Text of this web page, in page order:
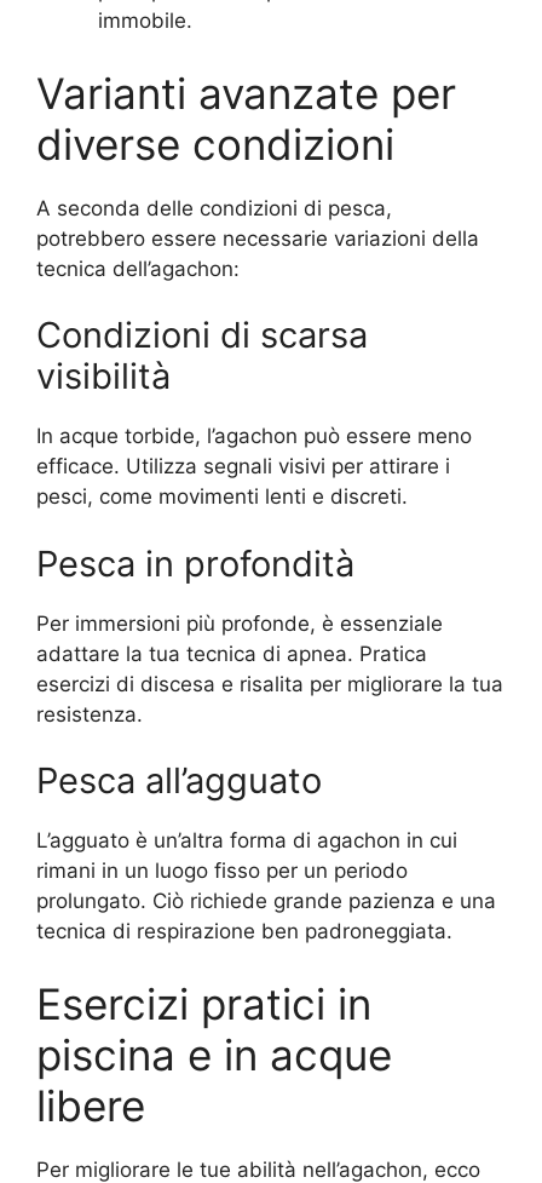
immobile.
Varianti avanzate per
diverse condizioni
A seconda delle condizioni di pesca,
potrebbero essere necessarie variazioni della
tecnica dell’agachon:
Condizioni di scarsa
visibilità
In acque torbide, l’agachon può essere meno
efficace. Utilizza segnali visivi per attirare i
pesci, come movimenti lenti e discreti.
Pesca in profondità
Per immersioni più profonde, è essenziale
adattare la tua tecnica di apnea. Pratica
esercizi di discesa e risalita per migliorare la tua
resistenza.
Pesca all’agguato
L’agguato è un’altra forma di agachon in cui
rimani in un luogo fisso per un periodo
prolungato. Ciò richiede grande pazienza e una
tecnica di respirazione ben padroneggiata.
Esercizi pratici in
piscina e in acque
libere
Per migliorare le tue abilità nell’agachon, ecco